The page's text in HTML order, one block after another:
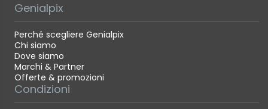
Genialpix
Perché scegliere Genialpix
Chi siamo
Dove siamo
Marchi & Partner
Offerte & promozioni
Condizioni